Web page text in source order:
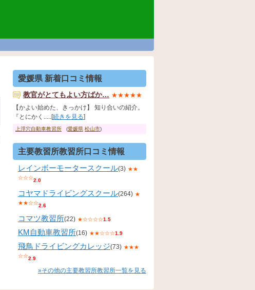
愛媛県 新着口コミ情報
教官がとてもよい方ばか… ★★★★★
【かよい始めた、きっかけ】 知り合いの紹介。
『とにかく.....[続きを見る]
上浮穴自動車教習所 (愛媛県 松山市)
主要教習所教習所口コミ情報
レインボーモータースクール(3) ★★
☆☆☆2.0
コヤマドライビングスクール(264) ★
★★☆☆2.6
コマツ教習所(22) ★☆☆☆☆1.5
KM自動車教習所(16) ★★☆☆☆1.9
飛鳥ドライビングカレッジ(73) ★★★
☆☆2.9
»その他の主要教習所教習所一覧を見る